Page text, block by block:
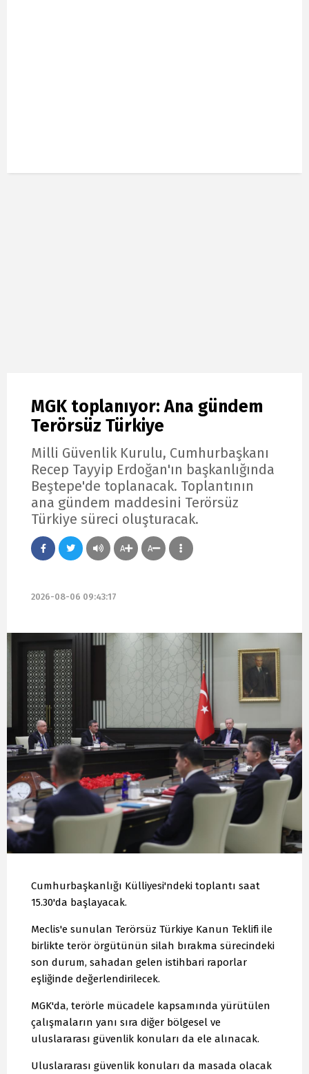
MGK toplanıyor: Ana gündem
Terörsüz Türkiye
Milli Güvenlik Kurulu, Cumhurbaşkanı
Recep Tayyip Erdoğan'ın başkanlığında
Beştepe'de toplanacak. Toplantının
ana gündem maddesini Terörsüz
Türkiye süreci oluşturacak.
A A
2026-08-06 09:43:17
Cumhurbaşkanlığı Külliyesi'ndeki toplantı saat
15.30'da başlayacak.
Meclis'e sunulan Terörsüz Türkiye Kanun Teklifi ile
birlikte terör örgütünün silah bırakma sürecindeki
son durum, sahadan gelen istihbari raporlar
eşliğinde değerlendirilecek.
MGK'da, terörle mücadele kapsamında yürütülen
çalışmaların yanı sıra diğer bölgesel ve
uluslararası güvenlik konuları da ele alınacak.
Uluslararası güvenlik konuları da masada olacak